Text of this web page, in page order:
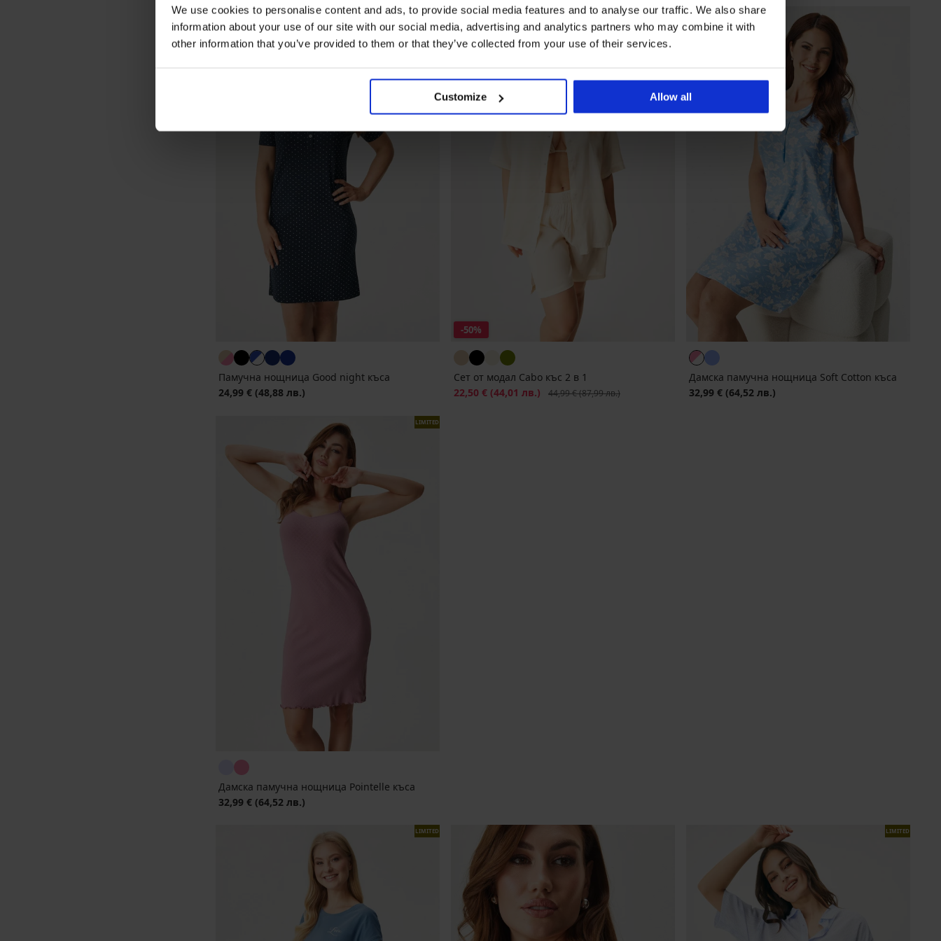
We use cookies to personalise content and ads, to provide social media features and to analyse our traffic. We also share
information about your use of our site with our social media, advertising and analytics partners who may combine it with
other information that you’ve provided to them or that they’ve collected from your use of their services.
Customize Allow all
Памучна нощница Good night къса
24,99 € (48,88 лв.)
LIMITED
-50%
Сет от модал Cabo къс 2 в 1
Намаление
22,50 € (44,01 лв.) Първоначална цена
44,99 €(87,99 лв.)
Дамска памучна нощница Soft Cotton къса
32,99 € (64,52 лв.)
LIMITED
Дамска памучна нощница Pointelle къса
32,99 € (64,52 лв.)
LIMITED LIMITED